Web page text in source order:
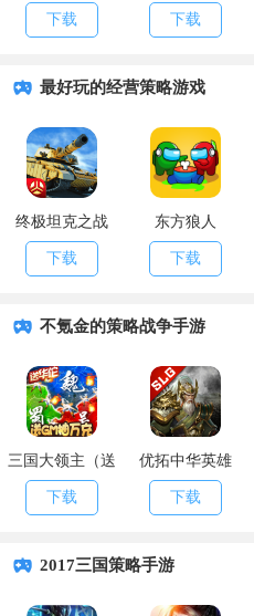
充值永抽）
下载
欧皇抽）
下载
最好玩的经营策略游戏
终极坦克之战
下载
东方狼人
下载
不氪金的策略战争手游
三国大领主（送
GM抽万充）
下载
优拓中华英雄
（送百抽）
下载
2017三国策略手游